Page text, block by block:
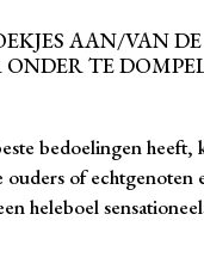
AAN/VAN
ONDER TE
bedoelingen
of
heleboel